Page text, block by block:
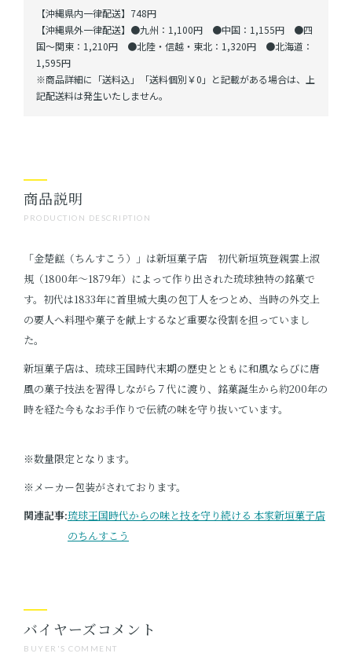
【沖縄県内一律配送】748円
【沖縄県外一律配送】●九州：1,100円 ●中国：1,155円 ●四
国～関東：1,210円 ●北陸・信越・東北：1,320円 ●北海道：
1,595円
※商品詳細に「送料込」「送料個別￥0」と記載がある場合は、上
記配送料は発生いたしません。
PRODUCTION DESCRIPTION
商品説明
「金楚餻（ちんすこう）」は新垣菓子店 初代新垣筑登親雲上淑
規（1800年～1879年）によって作り出された琉球独特の銘菓で
す。初代は1833年に首里城大奥の包丁人をつとめ、当時の外交上
の要人へ料理や菓子を献上するなど重要な役割を担っていまし
た。
新垣菓子店は、琉球王国時代末期の歴史とともに和風ならびに唐
風の菓子技法を習得しながら７代に渡り、銘菓誕生から約200年の
時を経た今もなお手作りで伝統の味を守り抜いています。
※数量限定となります。
※メーカー包装がされております。
関連記事:琉球王国時代からの味と技を守り続ける 本家新垣菓子店
のちんすこう
BUYER'S COMMENT
バイヤーズコメント